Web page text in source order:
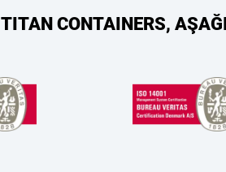
TITAN CONTAINERS,